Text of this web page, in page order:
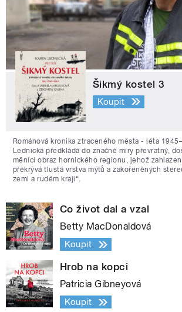
Šikmý kostel 3
Koupit
Románová kronika ztraceného města - léta
Lednická předkládá do značné míry převratný,
měnící obraz hornického regionu, jehož
překrývá tlustá vrstva mýtů a zakořeněných
zemi a rudém kraji“.
Co život dal a vzal
Betty MacDonaldová
Koupit
Hrob na kopci
Patricia Gibneyová
Koupit